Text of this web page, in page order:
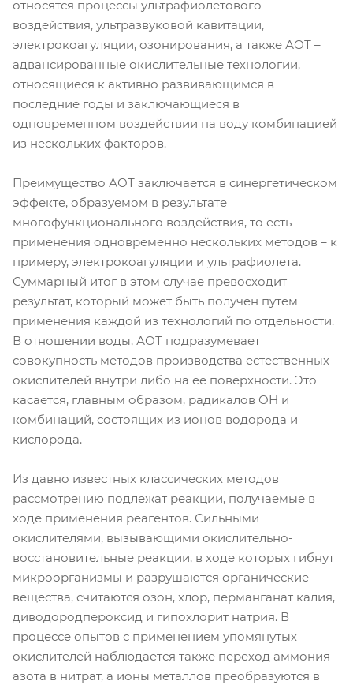
относятся процессы ультрафиолетового
воздействия, ультразвуковой кавитации,
электрокоагуляции, озонирования, а также АОТ –
адвансированные окислительные технологии,
относящиеся к активно развивающимся в
последние годы и заключающиеся в
одновременном воздействии на воду комбинацией
из нескольких факторов.
Преимущество АОТ заключается в синергетическом
эффекте, образуемом в результате
многофункционального воздействия, то есть
применения одновременно нескольких методов – к
примеру, электрокоагуляции и ультрафиолета.
Суммарный итог в этом случае превосходит
результат, который может быть получен путем
применения каждой из технологий по отдельности.
В отношении воды, АОТ подразумевает
совокупность методов производства естественных
окислителей внутри либо на ее поверхности. Это
касается, главным образом, радикалов ОН и
комбинаций, состоящих из ионов водорода и
кислорода.
Из давно известных классических методов
рассмотрению подлежат реакции, получаемые в
ходе применения реагентов. Сильными
окислителями, вызывающими окислительно-
восстановительные реакции, в ходе которых гибнут
микроорганизмы и разрушаются органические
вещества, считаются озон, хлор, перманганат калия,
диводородпероксид и гипохлорит натрия. В
процессе опытов с применением упомянутых
окислителей наблюдается также переход аммония
азота в нитрат, а ионы металлов преобразуются в